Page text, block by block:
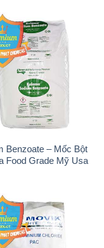
Benzoate – Mốc Bột
Food Grade Mỹ Usa